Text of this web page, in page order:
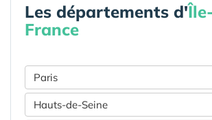
Les départements d'
France
Paris
Hauts-de-Seine